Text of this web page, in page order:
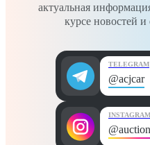
актуальная
курсе новостей
TELEGRAM
@acjcar
INSTAGRAM